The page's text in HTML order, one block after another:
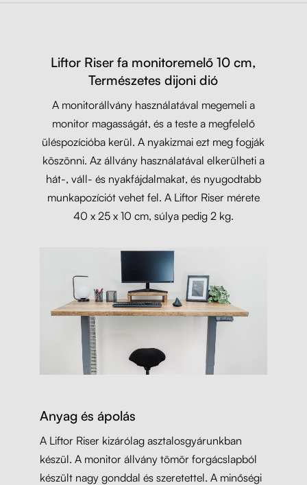
Liftor Riser fa monitoremelő 10 cm
(H3176)
Halifax óntölgy
Liftor Riser fa monitoremelő 10 cm,
Természetes dijoni dió
A monitorállvány használatával megemeli a
monitor magasságát, és a teste a megfelelő
üléspozícióba kerül. A nyakizmai ezt meg fogják
köszönni. Az állvány használatával elkerülheti a
hát-, váll- és nyakfájdalmakat, és nyugodtabb
munkapozíciót vehet fel. A Liftor Riser mérete
40 x 25 x 10 cm, súlya pedig 2 kg.
Anyag és ápolás
A Liftor Riser kizárólag asztalosgyárunkban
készül. A monitor állvány tömör forgácslapból
készült nagy gonddal és szeretettel. A minőségi